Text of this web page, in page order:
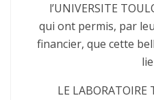
l’UNIVERSITE
qui ont permis, par
financier, que cette
LE LABORATOIRE